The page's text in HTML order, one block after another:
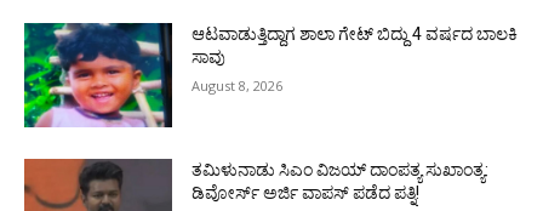
ಆಟವಾಡುತ್ತಿದ್ದಾಗ ಶಾಲಾ ಗೇಟ್‌ ಬಿದ್ದು 4 ವರ್ಷದ ಬಾಲಕಿ
ಸಾವು
August 8, 2026
ತಮಿಳುನಾಡು ಸಿಎಂ ವಿಜಯ್‌ ದಾಂಪತ್ಯ ಸುಖಾಂತ್ಯ:
ಡಿವೋರ್ಸ್‌ ಅರ್ಜಿ ವಾಪಸ್‌ ಪಡೆದ ಪತ್ನಿ!